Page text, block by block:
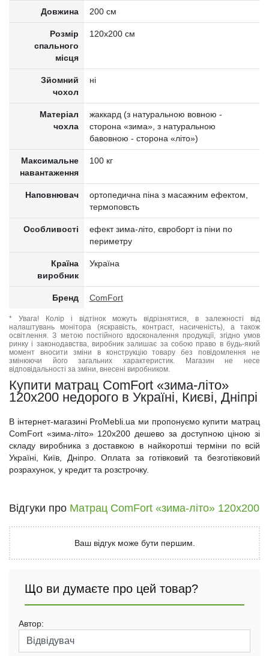
Довжина 200 см
Розмір
спального
місця
120x200 см
Зйомний
чохол
ні
Матеріал
чохла
жаккард (з натуральною вовною -
сторона «зима», з натуральною
бавовною - сторона «літо»)
Максимальне
навантаження
100 кг
Наповнювач
ортопедична піна з масажним ефектом,
термоповсть
Особливості
ефект зима-літо, євроборт із піни по
периметру
Країна
виробник
Україна
Бренд ComFort
* Увага! Колір і відтінок можуть відрізнятися, в залежності від
налаштувань монітора (яскравість, контраст, насиченість), а також
освітлення. З метою постійного вдосконалення продукції, згідно умов
ринку і законодавства, виробник залишає за собою право в будь-який
момент вносити зміни в конструкцію товару без повідомлення не
змінюючи його загальних характеристик. Магазин не несе
відповідальності за зміни, внесені виробником.
Купити матрац ComFort «зима-літо»
120x200 недорого в Україні, Києві, Дніпрі
В інтернет-магазині ProMebli.ua ми пропонуємо купити матрац
ComFort «зима-літо» 120x200 дешево за доступною ціною зі
складу виробника з доставкою в найкоротші терміни по всій
Україні, Київ, Дніпро. Оплата за готівковий та безготівковий
розрахунок, у кредит та розстрочку.
Відгуки про Матрац ComFort «зима-літо» 120x200
Ваш відгук може бути першим.
Що ви думаєте про цей товар?
Автор: